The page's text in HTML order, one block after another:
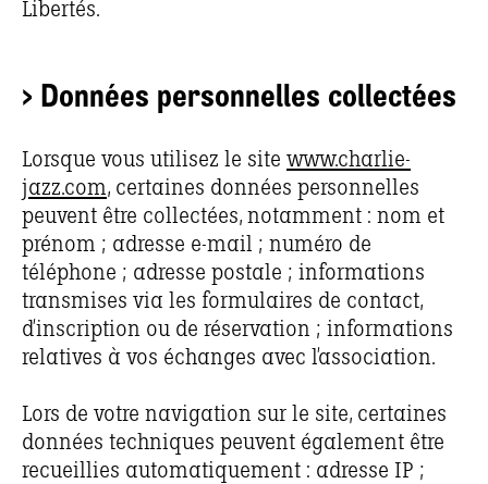
Libertés.
> Données personnelles collectées
Lorsque vous utilisez le site www.charlie-
jazz.com, certaines données personnelles
peuvent être collectées, notamment : nom et
prénom ; adresse e-mail ; numéro de
téléphone ; adresse postale ; informations
transmises via les formulaires de contact,
d’inscription ou de réservation ; informations
relatives à vos échanges avec l’association.
Lors de votre navigation sur le site, certaines
données techniques peuvent également être
recueillies automatiquement : adresse IP ;